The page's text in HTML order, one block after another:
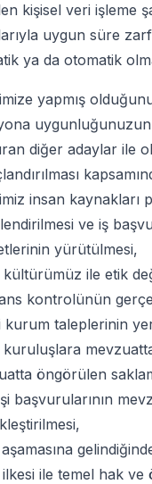
kişisel veri işleme
uygun süre
ya da otomatik
yapmış
diğer adaylar ile
insan kaynakları
ve iş
yürütülmesi,
kültürümüz ile etik
kontrolünün
kurum taleplerinin
kuruluşlara
öngörülen
başvurularının
ilkesi ile temel hak